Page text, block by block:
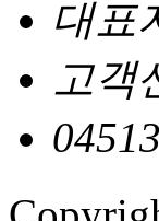
대표
고객